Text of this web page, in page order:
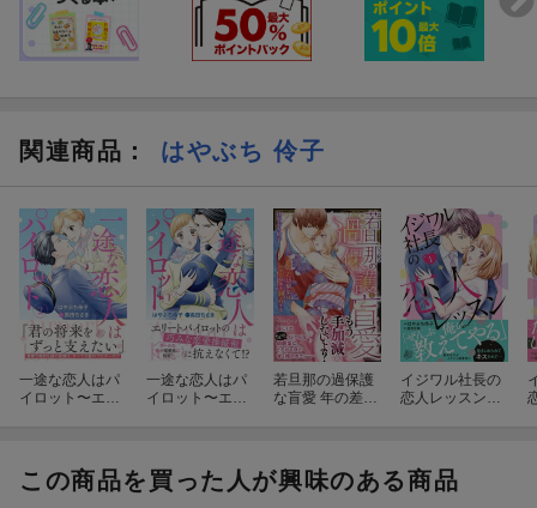
関連商品 ： はやぶち 伶子
一途な恋人はパ
イロット〜エア
一途な恋人はパ
イロット〜エア
若旦那の過保護
な盲愛 年の差幼
イジワル社長の
恋人レッスン
この商品を買った人が興味のある商品